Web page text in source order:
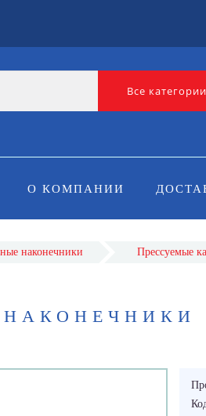
Все категории
О КОМПАНИИ
наконечники
Прессуемые